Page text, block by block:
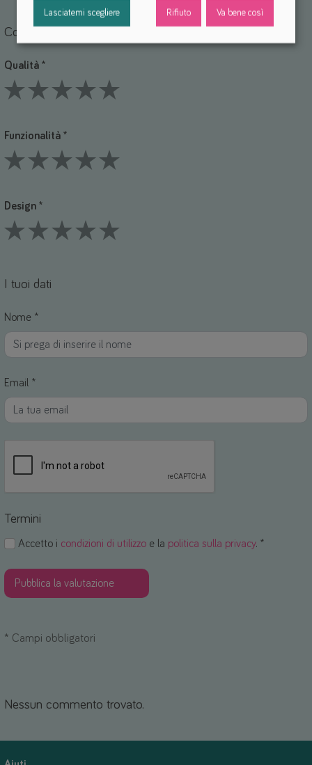
Come valuteresti questi punti?
Qualità *
Funzionalità *
Design *
I tuoi dati
Nome *
Email *
Termini
Accetto i condizioni di utilizzo e la politica sulla privacy. *
* Campi obbligatori
Nessun commento trovato.
Lasciatemi scegliere Rifiuto Va bene così